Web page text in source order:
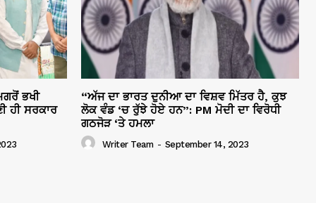
ਭਖੀ
ਹੀ ਸਰਕਾਰ
“ਅੱਜ ਦਾ ਭਾਰਤ ਦੁਨੀਆ ਦਾ ਵਿਸ਼ਵ ਮਿੱਤਰ ਹੈ, ਕੁਝ
ਲੋਕ ਵੰਡ ‘ਚ ਰੁੱਝੇ ਹੋਏ ਹਨ”: PM ਮੋਦੀ ਦਾ ਵਿਰੋਧੀ
ਗਠਜੋੜ ‘ਤੇ ਹਮਲਾ
Writer Team - September 14, 2023